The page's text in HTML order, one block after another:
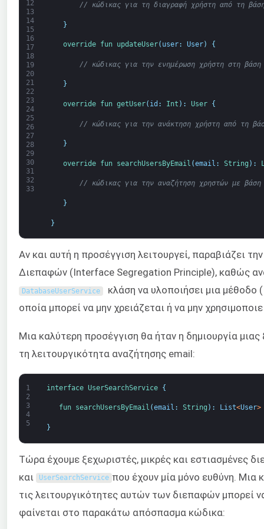
12
13
14
15
16
17
18
19
20
21
22
23
24
25
26
27
28
29
30
31
32
33
// κώδικας για τη διαγραφή χρήστη από τη
}
override fun updateUser( user: User) {
// κώδικας για την ενημέρωση χρήστη στη βάση
}
override fun getUser( id : Int ) : User {
// κώδικας για την ανάκτηση χρήστη από τη
}
override fun searchUsersByEmail (email : String ) :
// κώδικας για την αναζήτηση χρηστών με
}
}
Αν και αυτή η προσέγγιση λειτουργεί, παραβιάζει
Διεπαφών (Interface Segregation Principle), καθώς
DatabaseUserService κλάση να υλοποιήσει μια μέθοδο
οποία μπορεί να μην χρειάζεται ή να μην
Μια καλύτερη προσέγγιση θα ήταν η δημιουργία
τη λειτουργικότητα αναζήτησης email:
1
2
3
4
5
interface UserSearchService {
fun searchUsersByEmail (email : String ) : List<User>
}
Τώρα έχουμε ξεχωριστές, μικρές και εστιασμένες
και
UserSearchService που έχουν μία μόνο ευθύνη. Μια
τις λειτουργικότητες αυτών των διεπαφών μπορεί
φαίνεται στο παρακάτω απόσπασμα κώδικα: